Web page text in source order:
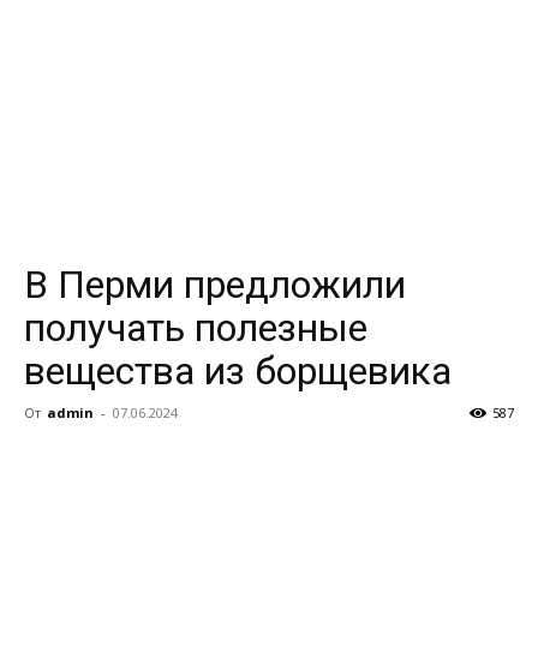
В Перми предложили
получать полезные
вещества из борщевика
От admin - 07.06.2024 587